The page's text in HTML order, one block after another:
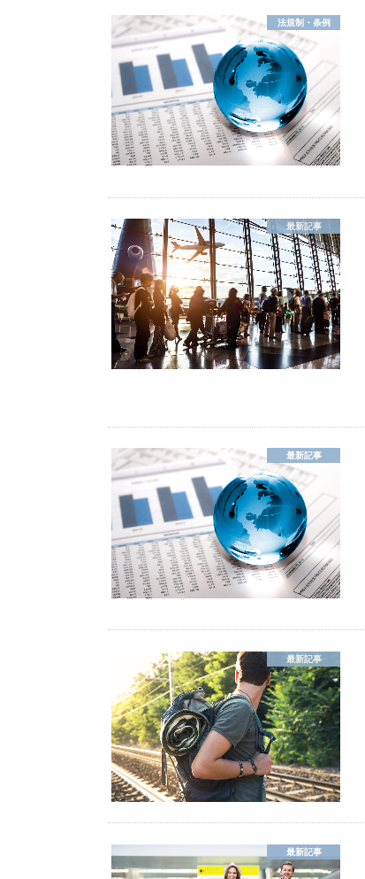
法規制・条例
最新記事
最新記事
最新記事
最新記事